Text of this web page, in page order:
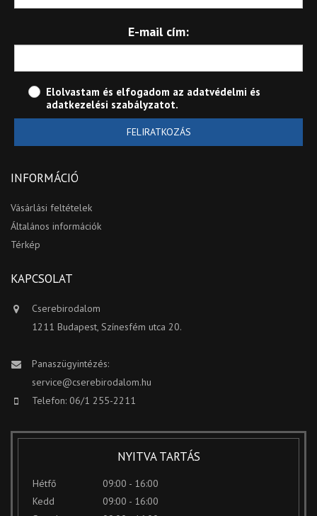
E-mail cím:
Elolvastam és elfogadom az adatvédelmi és
adatkezelési szabályzatot.
FELIRATKOZÁS
INFORMÁCIÓ
Vásárlási feltételek
Általános információk
Térkép
KAPCSOLAT
Cserebirodalom
1211 Budapest, Színesfém utca 20.
Panaszügyintézés:
service@cserebirodalom.hu
Telefon: 06/1 255-2211
NYITVA TARTÁS
Hétfő
09:00 - 16:00
Kedd
09:00 - 16:00